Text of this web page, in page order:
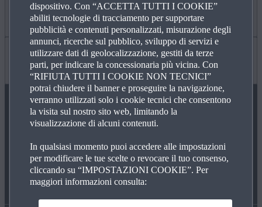
ACCESSORI ORIGINALI
MY MAZDA
MANUTENZIONE
SOLUZIONI FINANZIARIE
USATO GARANTITO
Scopri di più
LAVORA CON NOI
OPERATORI INDIPENDENTI
NOTIZIE ED EVENTI
MAZDA RADIO
LINK UTILI
FAQ
CONNETTIVITÀ
WLTP
SEGUICI SU
dispositivo. Con “ACCETTA TUTTI I COOKIE”
abiliti tecnologie di tracciamento per supportare
pubblicità e contenuti personalizzati, misurazione degli
annunci, ricerche sul pubblico, sviluppo di servizi e
utilizzare dati di geolocalizzazione, gestiti da terze
parti, per indicare la concessionaria più vicina. Con
“RIFIUTA TUTTI I COOKIE NON TECNICI”
potrai chiudere il banner e proseguire la navigazione,
verranno utilizzati solo i cookie tecnici che consentono
la visita sul nostro sito web, limitando la
visualizzazione di alcuni contenuti.
In qualsiasi momento puoi accedere alle impostazioni
per modificare le tue scelte o revocare il tuo consenso,
cliccando su “IMPOSTAZIONI COOKIE”. Per
maggiori informazioni consulta: